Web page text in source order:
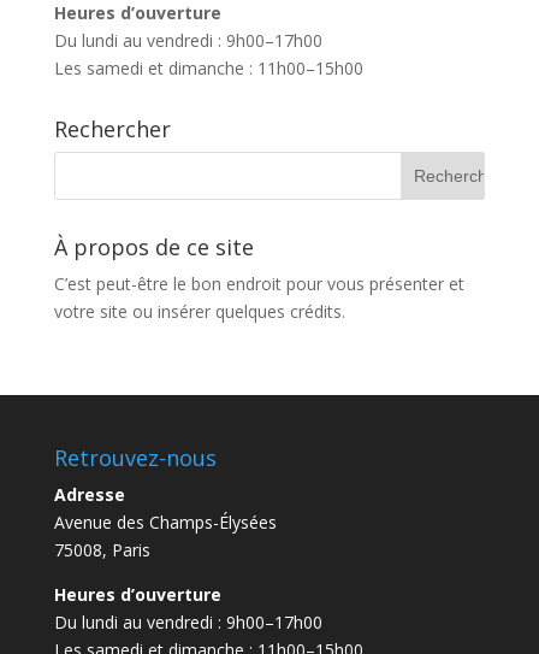
Heures d’ouverture
Du lundi au vendredi : 9h00–17h00
Les samedi et dimanche : 11h00–15h00
Rechercher
À propos de ce site
C’est peut-être le bon endroit pour vous présenter et
votre site ou insérer quelques crédits.
Retrouvez-nous
Adresse
Avenue des Champs-Élysées
75008, Paris
Heures d’ouverture
Du lundi au vendredi : 9h00–17h00